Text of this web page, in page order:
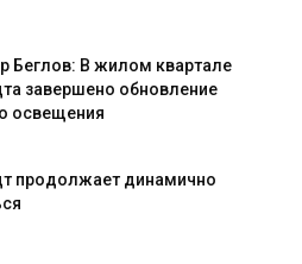
Беглов: В жилом квартале
завершено обновление
освещения
продолжает динамично